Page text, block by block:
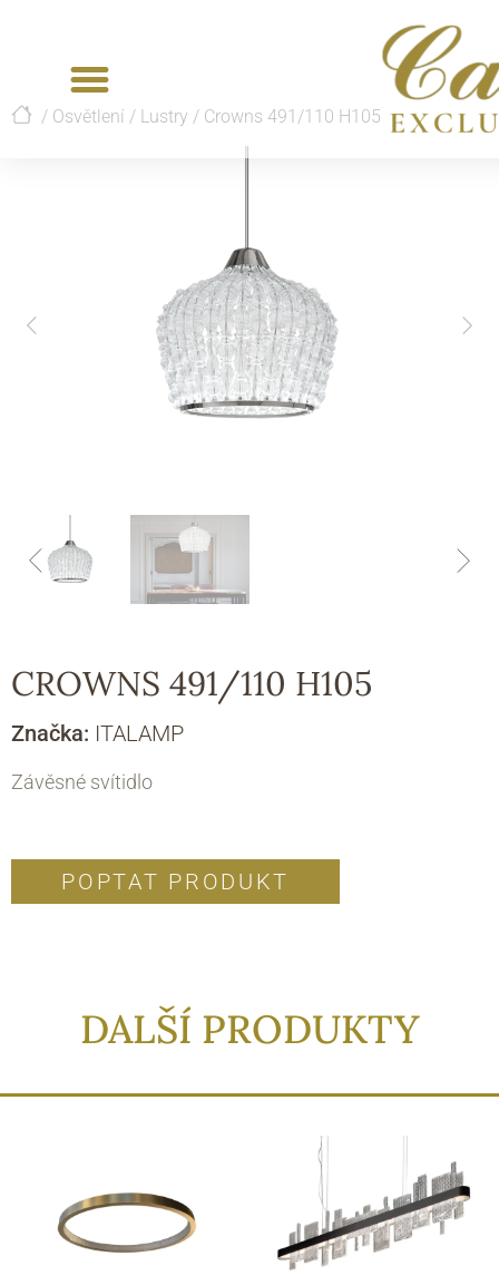
/ Osvětlení / Lustry / Crowns 491/110 H105
CROWNS 491/110 H105
Značka: ITALAMP
Závěsné svítidlo
POPTAT PRODUKT
DALŠÍ PRODUKTY